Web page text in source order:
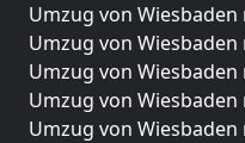
Umzug von Wiesbaden
Umzug von
Umzug von
Umzug von Wiesbaden
Umzug von